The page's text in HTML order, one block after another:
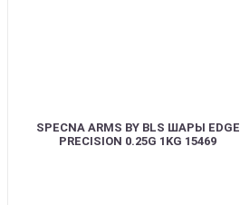
SPECNA ARMS BY BLS ШАРЫ EDGE
PRECISION 0.25G 1KG 15469